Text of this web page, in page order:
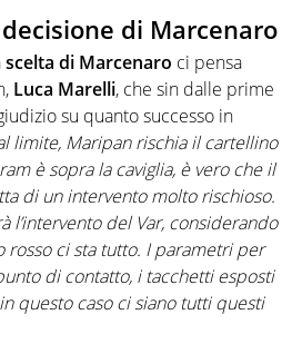
di Marcenaro
scelta di Marcenaro ci pensa
Luca Marelli, che sin dalle prime
su quanto successo in
limite, Maripan rischia il cartellino
è sopra la caviglia, è vero che il
di un intervento molto rischioso.
l’intervento del Var, considerando
ci sta tutto. I parametri per
di contatto, i tacchetti esposti
questo caso ci siano tutti questi